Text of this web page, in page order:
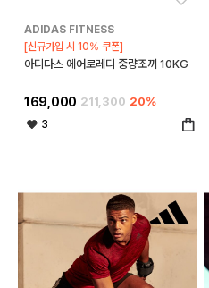
ADIDAS FITNESS
[신규가입 시 10% 쿠폰]
아디다스 에어로레디 중량조끼 10KG
169,000 211,300 20%
3